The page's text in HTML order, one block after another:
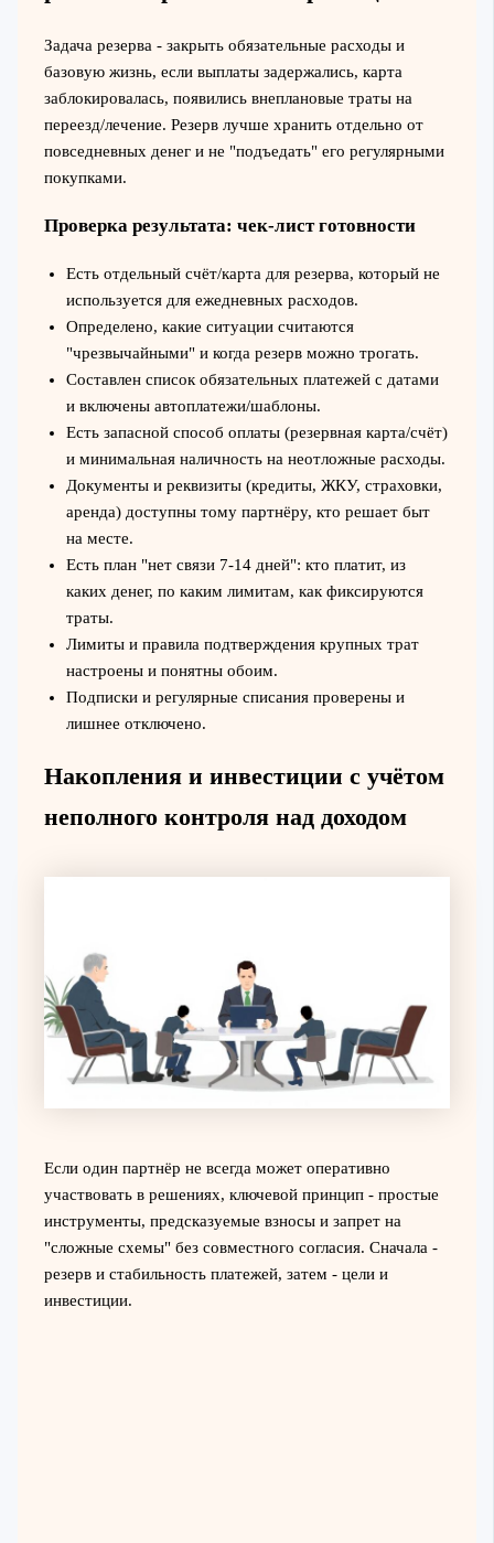
Задача резерва - закрыть обязательные расходы и
базовую жизнь, если выплаты задержались, карта
заблокировалась, появились внеплановые траты на
переезд/лечение. Резерв лучше хранить отдельно от
повседневных денег и не "подъедать" его регулярными
покупками.
Проверка результата: чек-лист готовности
Есть отдельный счёт/карта для резерва, который не
используется для ежедневных расходов.
Определено, какие ситуации считаются
"чрезвычайными" и когда резерв можно трогать.
Составлен список обязательных платежей с датами
и включены автоплатежи/шаблоны.
Есть запасной способ оплаты (резервная карта/счёт)
и минимальная наличность на неотложные расходы.
Документы и реквизиты (кредиты, ЖКУ, страховки,
аренда) доступны тому партнёру, кто решает быт
на месте.
Есть план "нет связи 7-14 дней": кто платит, из
каких денег, по каким лимитам, как фиксируются
траты.
Лимиты и правила подтверждения крупных трат
настроены и понятны обоим.
Подписки и регулярные списания проверены и
лишнее отключено.
Накопления и инвестиции с учётом
неполного контроля над доходом
Если один партнёр не всегда может оперативно
участвовать в решениях, ключевой принцип - простые
инструменты, предсказуемые взносы и запрет на
"сложные схемы" без совместного согласия. Сначала -
резерв и стабильность платежей, затем - цели и
инвестиции.